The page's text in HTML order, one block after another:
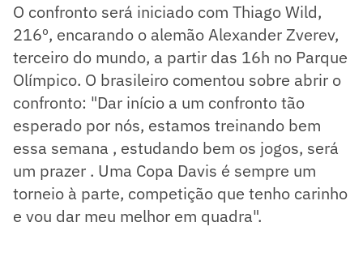
O confronto será iniciado com Thiago Wild,
216º, encarando o alemão Alexander Zverev,
terceiro do mundo, a partir das 16h no Parque
Olímpico. O brasileiro comentou sobre abrir o
confronto: "Dar início a um confronto tão
esperado por nós, estamos treinando bem
essa semana , estudando bem os jogos, será
um prazer . Uma Copa Davis é sempre um
torneio à parte, competição que tenho carinho
e vou dar meu melhor em quadra".